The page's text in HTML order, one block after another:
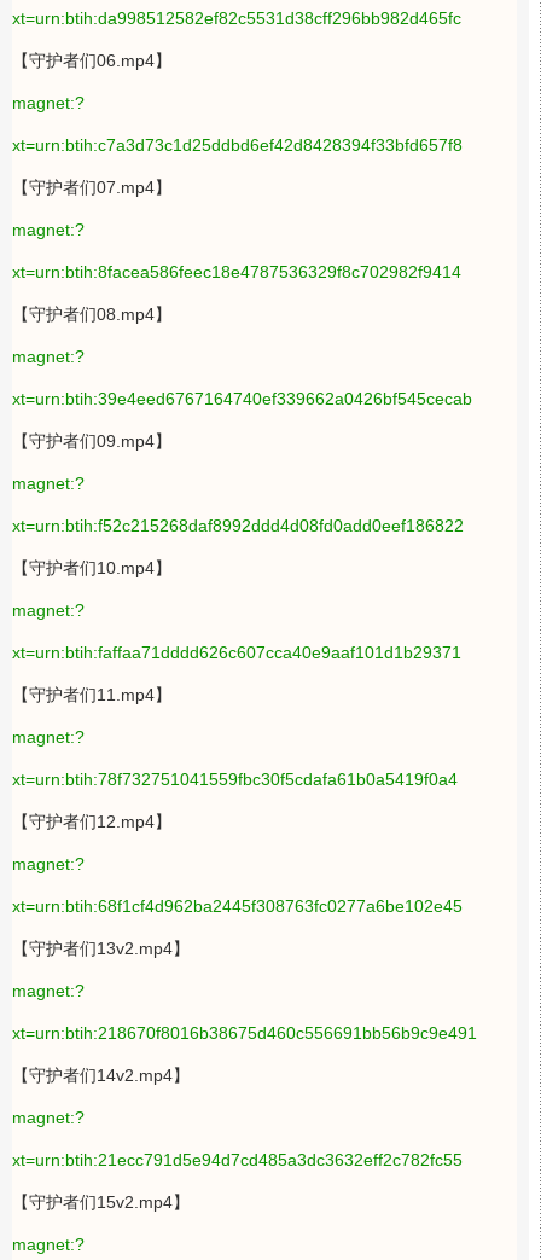
xt=urn:btih:da998512582ef82c5531d38cff296bb982d465fc
【守护者们06.mp4】
magnet:?
xt=urn:btih:c7a3d73c1d25ddbd6ef42d8428394f33bfd657f8
【守护者们07.mp4】
magnet:?
xt=urn:btih:8facea586feec18e4787536329f8c702982f9414
【守护者们08.mp4】
magnet:?
xt=urn:btih:39e4eed6767164740ef339662a0426bf545cecab
【守护者们09.mp4】
magnet:?
xt=urn:btih:f52c215268daf8992ddd4d08fd0add0eef186822
【守护者们10.mp4】
magnet:?
xt=urn:btih:faffaa71dddd626c607cca40e9aaf101d1b29371
【守护者们11.mp4】
magnet:?
xt=urn:btih:78f732751041559fbc30f5cdafa61b0a5419f0a4
【守护者们12.mp4】
magnet:?
xt=urn:btih:68f1cf4d962ba2445f308763fc0277a6be102e45
【守护者们13v2.mp4】
magnet:?
xt=urn:btih:218670f8016b38675d460c556691bb56b9c9e491
【守护者们14v2.mp4】
magnet:?
xt=urn:btih:21ecc791d5e94d7cd485a3dc3632eff2c782fc55
【守护者们15v2.mp4】
magnet:?